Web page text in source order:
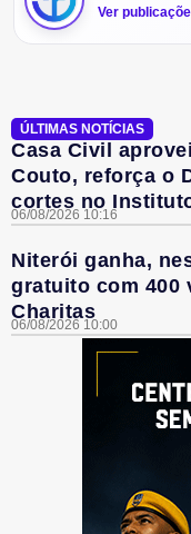
Ver
ÚLTIMAS NOTÍCIAS
Casa Civil
Couto, reforça o
cortes no
06/08/2026 10:16
Niterói ganha,
gratuito com 400
Charitas
06/08/2026 10:00